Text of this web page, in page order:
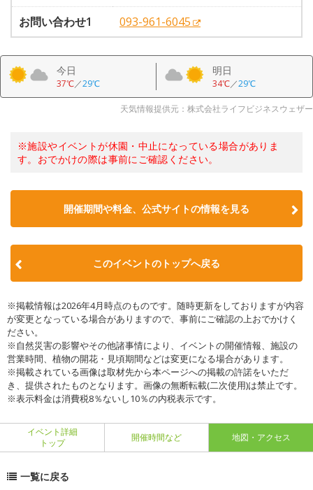
お問い合わせ1
093-961-6045
今日
37℃／29℃
明日
34℃／29℃
天気情報提供元：株式会社ライフビジネスウェザー
※施設やイベントが休園・中止になっている場合がありま
す。おでかけの際は事前にご確認ください。
開催期間や料金、公式サイトの情報を見る
このイベントのトップへ戻る
※掲載情報は2026年4月時点のものです。随時更新をしておりますが内容
が変更となっている場合がありますので、事前にご確認の上おでかけく
ださい。
※自然災害の影響やその他諸事情により、イベントの開催情報、施設の
営業時間、植物の開花・見頃期間などは変更になる場合があります。
※掲載されている画像は取材先から本ページへの掲載の許諾をいただ
き、提供されたものとなります。画像の無断転載(二次使用)は禁止です。
※表示料金は消費税8％ないし10％の内税表示です。
イベント詳細
トップ
開催時間など 地図・アクセス
一覧に戻る